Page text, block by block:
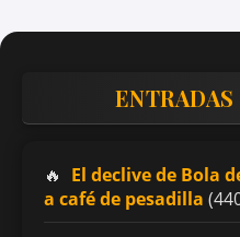
El declive de Bola
a café de pesadilla